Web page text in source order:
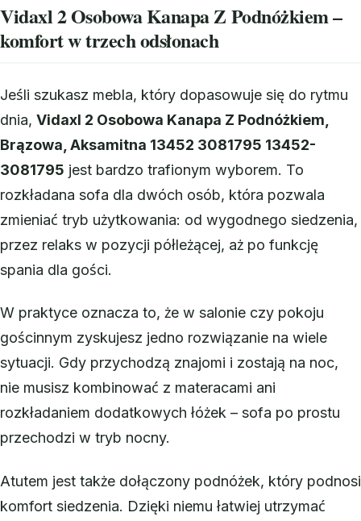
Vidaxl 2 Osobowa Kanapa Z Podnóżkiem –
komfort w trzech odsłonach
Jeśli szukasz mebla, który dopasowuje się do rytmu
dnia, Vidaxl 2 Osobowa Kanapa Z Podnóżkiem,
Brązowa, Aksamitna 13452 3081795 13452-
3081795 jest bardzo trafionym wyborem. To
rozkładana sofa dla dwóch osób, która pozwala
zmieniać tryb użytkowania: od wygodnego siedzenia,
przez relaks w pozycji półleżącej, aż po funkcję
spania dla gości.
W praktyce oznacza to, że w salonie czy pokoju
gościnnym zyskujesz jedno rozwiązanie na wiele
sytuacji. Gdy przychodzą znajomi i zostają na noc,
nie musisz kombinować z materacami ani
rozkładaniem dodatkowych łóżek – sofa po prostu
przechodzi w tryb nocny.
Atutem jest także dołączony podnóżek, który podnosi
komfort siedzenia. Dzięki niemu łatwiej utrzymać